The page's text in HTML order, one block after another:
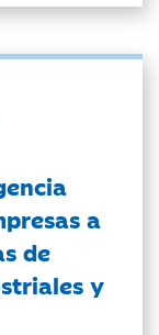
a
de
y